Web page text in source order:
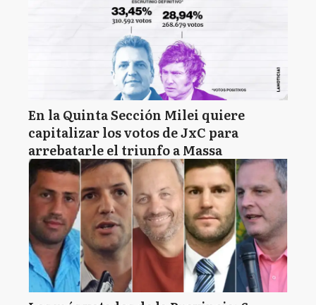
En la Quinta Sección Milei quiere
capitalizar los votos de JxC para
arrebatarle el triunfo a Massa